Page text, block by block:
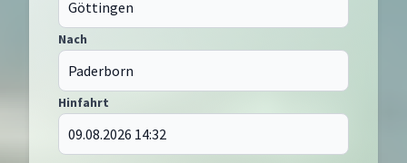
Nach
Hinfahrt